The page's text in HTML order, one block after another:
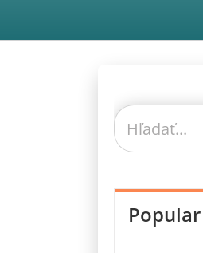
Hľadať:
Popular